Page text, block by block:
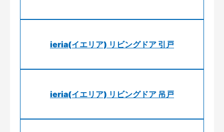
ieria(イエリア) リビングドア 引戸
ieria(イエリア) リビングドア 吊戸